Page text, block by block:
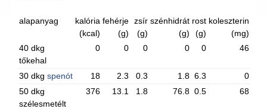
alapanyag
kalória
(kcal)
fehérje
(g)
zsír
(g)
szénhidrát
(g)
rost
(g)
koleszterin
(mg)
40 dkg
tőkehal
0 0 0 0 0 46
30 dkgspenót 18 2.3 0.3 1.8 6.3
0
50 dkg
szélesmetélt
376 13.1 1.8 76.8 0.5 68